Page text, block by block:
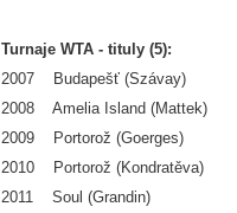
Turnaje WTA - tituly (5):
2007 Budapešť (Szávay)
2008 Amelia Island (Mattek)
2009 Portorož (Goerges)
2010 Portorož (Kondratěva)
2011 Soul (Grandin)